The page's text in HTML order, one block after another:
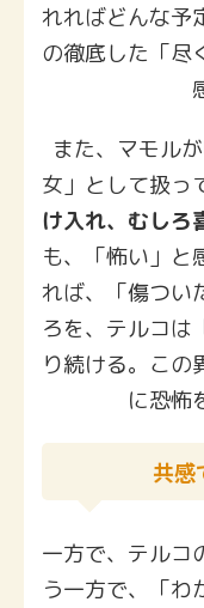
れればどんな予
の徹底した「尽
また、マモル
女」として扱っ
け入れ、むしろ
も、「怖い」と
れば、「傷つい
ろを、テルコは
り続ける。この
に恐怖
共感
一方で、テルコ
う一方で、「わ